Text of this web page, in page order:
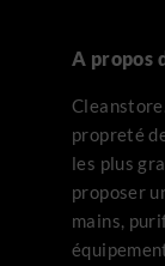
A propos
propreté
les plus
proposer
mains,